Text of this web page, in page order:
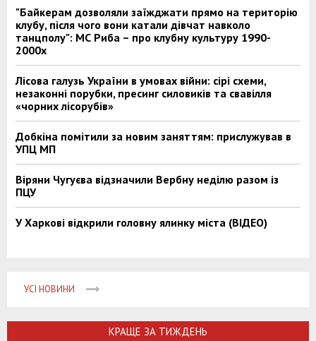
"Байкерам дозволяли заїжджати прямо на територію
клубу, після чого вони катали дівчат навколо
танцполу": МС Риба – про клубну культуру 1990-
2000х
Лісова галузь України в умовах війни: сірі схеми,
незаконні порубки, пресинг силовиків та свавілля
«чорних лісорубів»
Добкіна помітили за новим заняттям: прислужував в
УПЦ МП
Віряни Чугуєва відзначили Вербну неділю разом із
ПЦУ
У Харкові відкрили головну ялинку міста (ВІДЕО)
УСІ НОВИНИ
КРАЩЕ ЗА ТИЖДЕНЬ